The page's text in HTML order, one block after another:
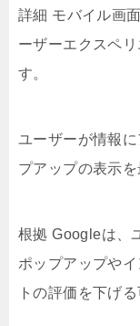
詳細 モバイル画
ーザーエクスペ
す。
ユーザーが情報
プアップの表示
根拠 Googleは、
ポップアップや
トの評価を下げ